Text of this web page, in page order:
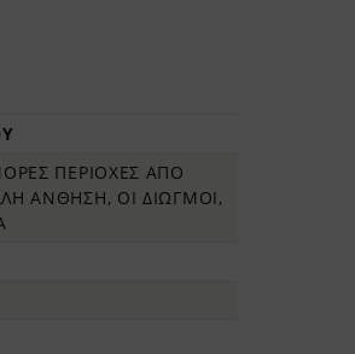
ΠΕΡΙΟΧΕΣ ΑΠΟ
ΑΝΘΗΣΗ, ΟΙ ΔΙΩΓΜΟΙ,